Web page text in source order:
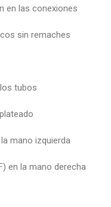
en las conexiones
sin remaches
tubos
mano izquierda
en la mano derecha